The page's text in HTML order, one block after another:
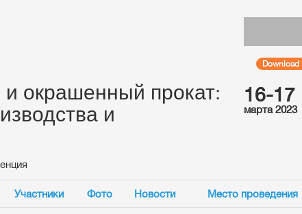
окрашенный прокат:
и
16-17
марта 2023
Участники Фото Новости Место проведения